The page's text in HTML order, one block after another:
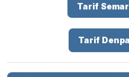
Tarif
Tarif